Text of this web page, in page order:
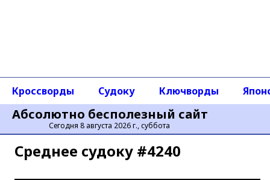
Абсолютно бесполезный сайт
Сегодня 8 августа 2026 г., суббота
Кроссворды Судоку Ключворды
Среднее cудоку #4240